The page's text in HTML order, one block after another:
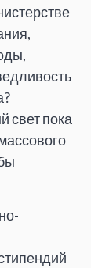
свет пока